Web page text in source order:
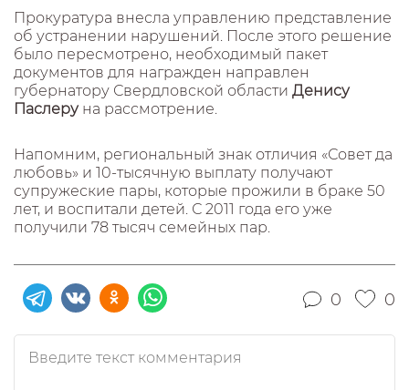
Прокуратура внесла управлению представление
об устранении нарушений. После этого решение
было пересмотрено, необходимый пакет
документов для награжден направлен
губернатору Свердловской области Денису
Паслеруна рассмотрение.
Напомним, региональный знак отличия «Совет да
любовь» и 10-тысячную выплату получают
супружеские пары, которые прожили в браке 50
лет, и воспитали детей. С 2011 года его уже
получили 78 тысяч семейных пар.
0 0